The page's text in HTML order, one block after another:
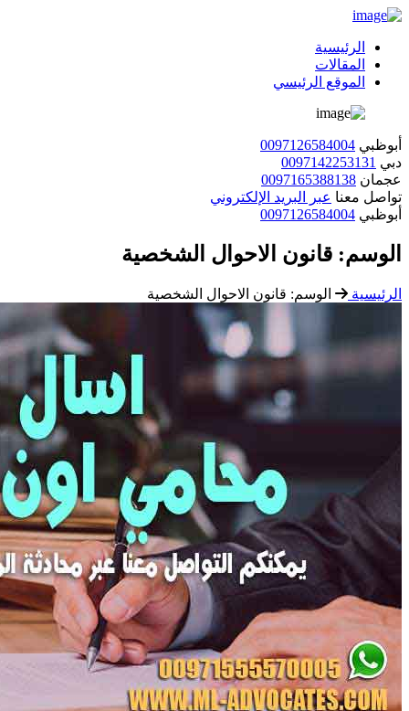
الرئيسية
المقالات
الموقع الرئيسي
أبوظبي 0097126584004
دبي 0097142253131
عجمان 0097165388138
تواصل معنا عبر البريد الإلكتروني
أبوظبي 0097126584004
الوسم: قانون الاحوال الشخصية
الرئيسية الوسم: قانون الاحوال الشخصية